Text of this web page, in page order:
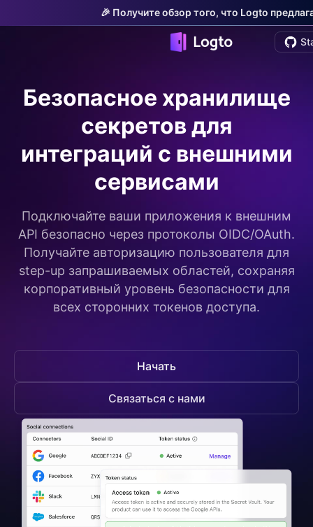
🎉 Получите обзор того, что Logto
Безопасное хранилище
секретов для
интеграций с внешними
сервисами
Подключайте ваши приложения к внешним
API безопасно через протоколы OIDC/OAuth.
Получайте авторизацию пользователя для
step-up запрашиваемых областей, сохраняя
корпоративный уровень безопасности для
всех сторонних токенов доступа.
Начать
Связаться с нами